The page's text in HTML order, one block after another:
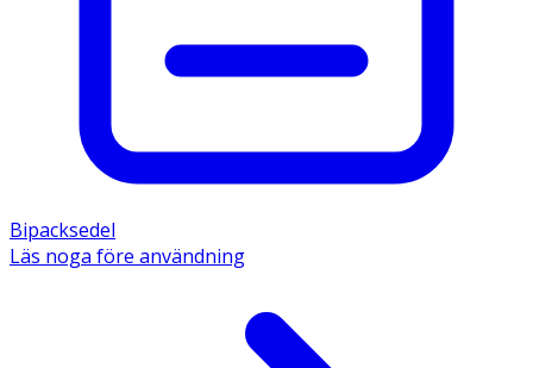
Bipacksedel
Läs noga före användning